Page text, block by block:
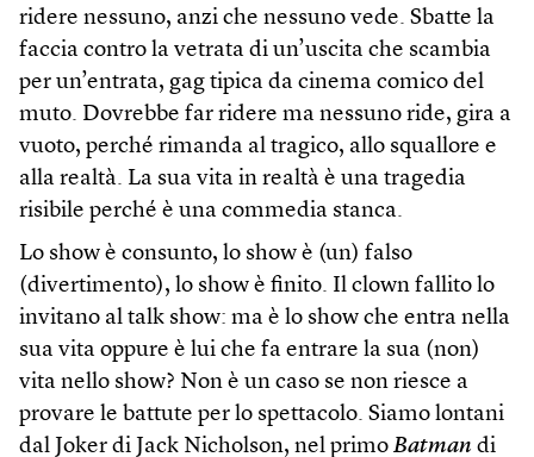
ridere nessuno, anzi che nessuno vede. Sbatte la
faccia contro la vetrata di un’uscita che scambia
per un’entrata, gag tipica da cinema comico del
muto. Dovrebbe far ridere ma nessuno ride, gira a
vuoto, perché rimanda al tragico, allo squallore e
alla realtà. La sua vita in realtà è una tragedia
risibile perché è una commedia stanca.
Lo show è consunto, lo show è (un) falso
(divertimento), lo show è finito. Il clown fallito lo
invitano al talk show: ma è lo show che entra nella
sua vita oppure è lui che fa entrare la sua (non)
vita nello show? Non è un caso se non riesce a
provare le battute per lo spettacolo. Siamo lontani
dal Joker di Jack Nicholson, nel primo Batman di